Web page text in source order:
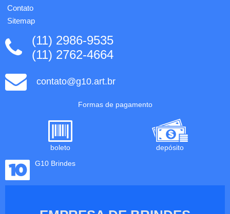
Contato
Sitemap
(11) 2986-9535
(11) 2762-4664
contato@g10.art.br
Formas de pagamento
boleto
depósito
G10 Brindes